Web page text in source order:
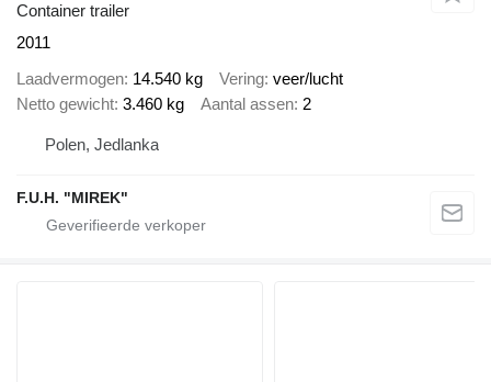
Container trailer
2011
Laadvermogen 14.540 kg Vering veer/lucht
Netto gewicht 3.460 kg Aantal assen 2
Polen, Jedlanka
F.U.H. "MIREK"